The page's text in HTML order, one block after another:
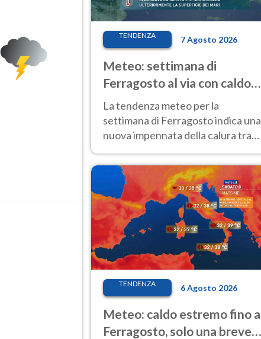
TENDENZA 7 Agosto 2026
Meteo: settimana di
Ferragosto al via con caldo
intenso e qualche temporale
La tendenza meteo per la
settimana di Ferragosto indica una
nuova impennata della calura tra
anche al Nord.
TENDENZA 6 Agosto 2026
Meteo: caldo estremo fino a
Ferragosto, solo una breve